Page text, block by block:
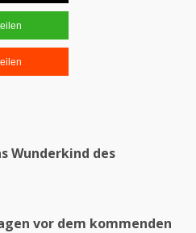
Wunderkind des
vor dem kommenden